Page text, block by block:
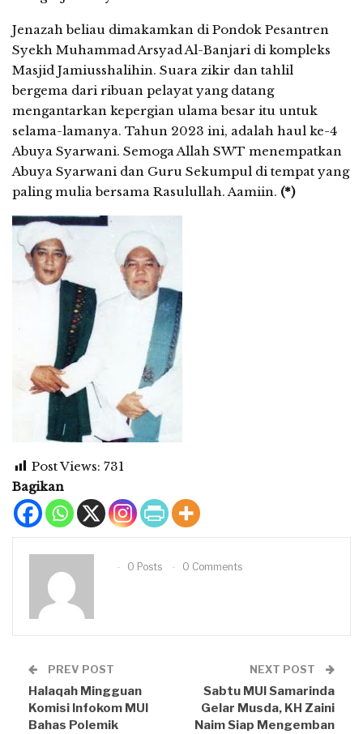
Jenazah beliau dimakamkan di Pondok Pesantren
Syekh Muhammad Arsyad Al-Banjari di kompleks
Masjid Jamiusshalihin. Suara zikir dan tahlil
bergema dari ribuan pelayat yang datang
mengantarkan kepergian ulama besar itu untuk
selama-lamanya. Tahun 2023 ini, adalah haul ke-4
Abuya Syarwani. Semoga Allah SWT menempatkan
Abuya Syarwani dan Guru Sekumpul di tempat yang
paling mulia bersama Rasulullah. Aamiin. (*)
Post Views: 731
Bagikan
0 Posts 0 Comments
PREV POST
Halaqah Mingguan
Komisi Infokom MUI
Bahas Polemik
NEXT POST
Sabtu MUI Samarinda
Gelar Musda, KH Zaini
Naim Siap Mengemban